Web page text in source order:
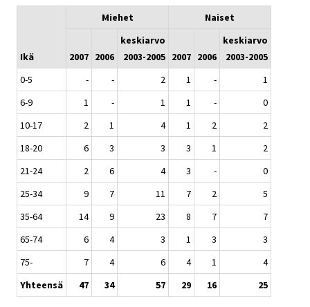
Ikä
Miehet Naiset
2007 2006
keskiarvo
2003-2005 2007 2006
keskiarvo
2003-2005
0-5
- - 2 1 -
1
6-9
1 - 1 1 -
0
10-17
2 1 4 1 2
2
18-20
6 3 3 3 1
2
21-24
2 6 4 3 -
0
25-34
9 7 11 7 2
5
35-64
14 9 23 8 7
7
65-74
6 4 3 1 3
3
75-
7 4 6 4 1
4
Yhteensä
47 34 57 29 16 25